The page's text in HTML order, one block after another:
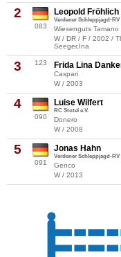
2
083
Leopold Fröhlich
Verdener Schleppjagd-RV
Wiesenguts Tamano
W / DR / F / 2002 /
Seeger,Ina
3 123 Frida Lina
Caspari
W / 2003
4
090
Luise Wilfert
RC Stotel e.V.
Donero
W / 2008
5
091
Jonas Hahn
Verdener Schleppjagd-RV
Genco
W / 2013